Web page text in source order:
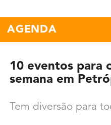
AGENDA
10 eventos para
semana em
Tem diversão para